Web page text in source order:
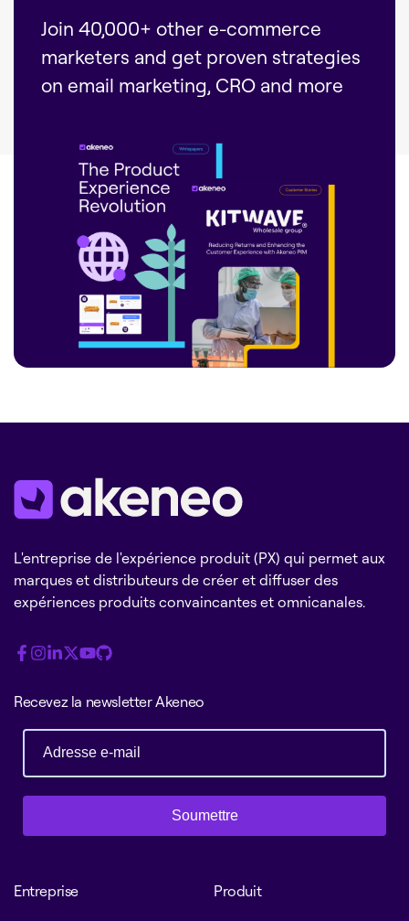
Join 40,000+ other e-commerce
marketers and get proven strategies
on email marketing, CRO and more
L'entreprise de l'expérience produit (PX) qui permet aux
marques et distributeurs de créer et diffuser des
expériences produits convaincantes et omnicanales.
Recevez la newsletter Akeneo
Soumettre
Entreprise Produit